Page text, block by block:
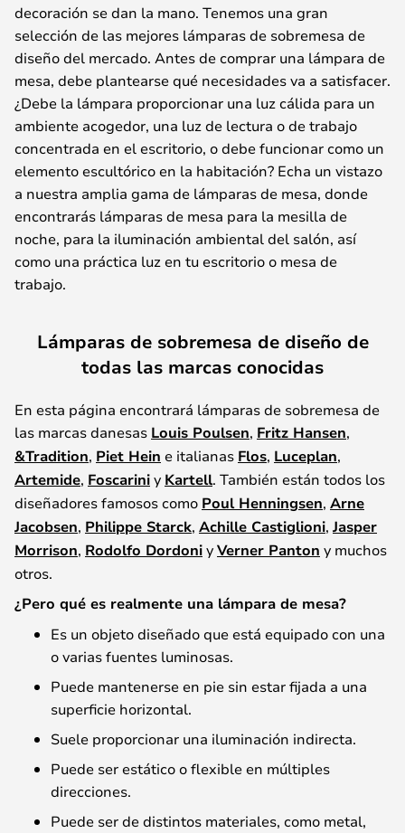
decoración se dan la mano. Tenemos una gran
selección de las mejores lámparas de sobremesa de
diseño del mercado. Antes de comprar una lámpara de
mesa, debe plantearse qué necesidades va a satisfacer.
¿Debe la lámpara proporcionar una luz cálida para un
ambiente acogedor, una luz de lectura o de trabajo
concentrada en el escritorio, o debe funcionar como un
elemento escultórico en la habitación? Echa un vistazo
a nuestra amplia gama de lámparas de mesa, donde
encontrarás lámparas de mesa para la mesilla de
noche, para la iluminación ambiental del salón, así
como una práctica luz en tu escritorio o mesa de
trabajo.
Lámparas de sobremesa de diseño de
todas las marcas conocidas
En esta página encontrará lámparas de sobremesa de
las marcas danesas Louis Poulsen, Fritz Hansen,
&Tradition, Piet Hein e italianas Flos, Luceplan,
Artemide, Foscariniy Kartell. También están todos los
diseñadores famosos como Poul Henningsen, Arne
Jacobsen, Philippe Starck, Achille Castiglioni, Jasper
Morrison, Rodolfo DordoniyVerner Panton y muchos
otros.
¿Pero qué es realmente una lámpara de mesa?
Es un objeto diseñado que está equipado con una
o varias fuentes luminosas.
Puede mantenerse en pie sin estar fijada a una
superficie horizontal.
Suele proporcionar una iluminación indirecta.
Puede ser estático o flexible en múltiples
direcciones.
Puede ser de distintos materiales, como metal,